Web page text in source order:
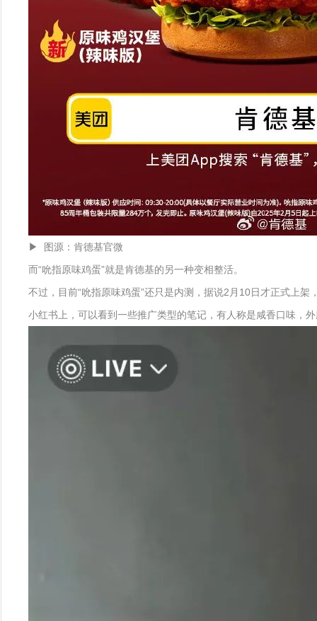
▶ 图源：肯德基官微
而“吮指原味鸡蛋”就是肯德基的另一种变相整活。
不过，目前“吮指原味鸡蛋”还只是内测，据说2月10日才正式上架
小红书上，可以看到一些推广类型的笔记，有人称是咸香口味，